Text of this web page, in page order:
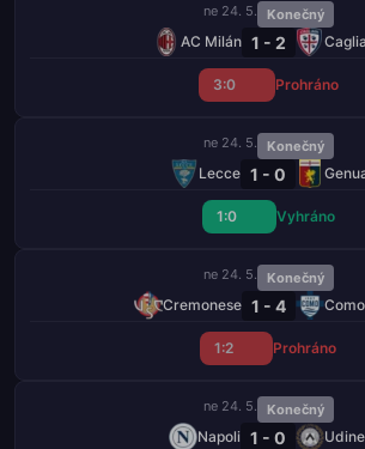
ne 24. 5. Konečný
AC Milán 1 - 2
3:0 Prohráno
ne 24. 5. Konečný
Lecce 1 - 0
1:0 Vyhráno
ne 24. 5. Konečný
Cremonese 1 - 4 Como
1:2 Prohráno
ne 24. 5. Konečný
Napoli 1 - 0